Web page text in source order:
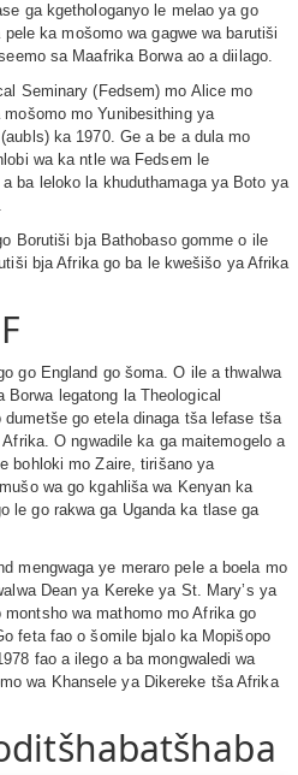
ga kgethologanyo le melao ya go
ka mošomo wa gagwe wa barutiši
sa Maafrika Borwa ao a diilago.
Seminary (Fedsem) mo Alice mo
mo Yunibesithing ya
ka 1970. Ge a be a dula mo
wa ka ntle wa Fedsem le
ba leloko la khuduthamaga ya Boto ya
Borutiši bja Bathobaso gomme o ile
bja Afrika go ba le kwešišo ya Afrika
go England go šoma. O ile a thwalwa
Borwa legatong la Theological
go etela dinaga tša lefase tša
O ngwadile ka ga maitemogelo a
bohloki mo Zaire, tirišano ya
wa go kgahliša wa Kenyan ka
le go rakwa ga Uganda ka tlase ga
mengwaga ye meraro pele a boela mo
Dean ya Kereke ya St. Mary’s ya
wa mathomo mo Afrika go
feta fao o šomile bjalo ka Mopišopo
fao a ilego a ba mongwaledi wa
wa Khansele ya Dikereke tša Afrika